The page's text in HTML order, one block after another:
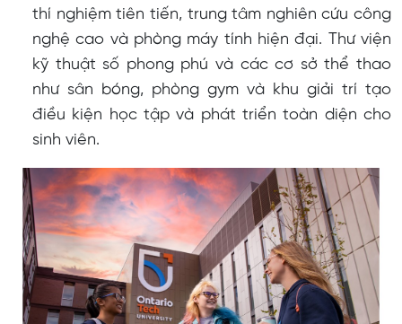
thí nghiệm tiên tiến, trung tâm nghiên cứu công
nghệ cao và phòng máy tính hiện đại. Thư viện
kỹ thuật số phong phú và các cơ sở thể thao
như sân bóng, phòng gym và khu giải trí tạo
điều kiện học tập và phát triển toàn diện cho
sinh viên.